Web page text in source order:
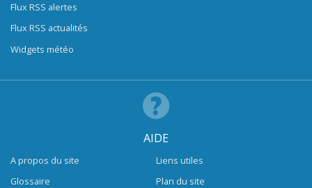
Flux RSS alertes
Flux RSS actualités
Widgets météo
AIDE
A propos du site
Glossaire
Liens utiles
Plan du site